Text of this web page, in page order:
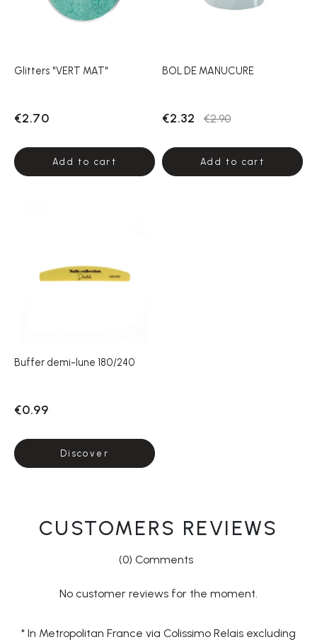
Glitters "VERT MAT"
€2.70
Add to cart
BOL DE MANUCURE
€2.32 €2.90
Add to cart
Buffer demi-lune 180/240
€0.99
Discover
CUSTOMERS REVIEWS
(0) Comments
No customer reviews for the moment.
* In Metropolitan France via Colissimo Relais excluding